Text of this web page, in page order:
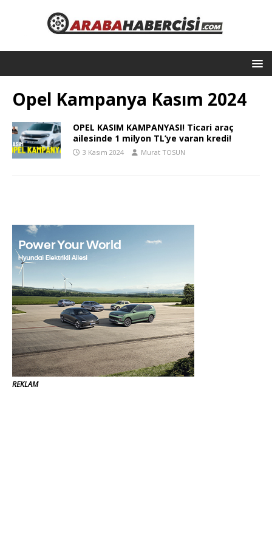
Opel Kampanya Kasım 2024
OPEL KASIM KAMPANYASI! Ticari araç
ailesinde 1 milyon TL’ye varan kredi!
3 Kasım 2024 Murat TOSUN
REKLAM